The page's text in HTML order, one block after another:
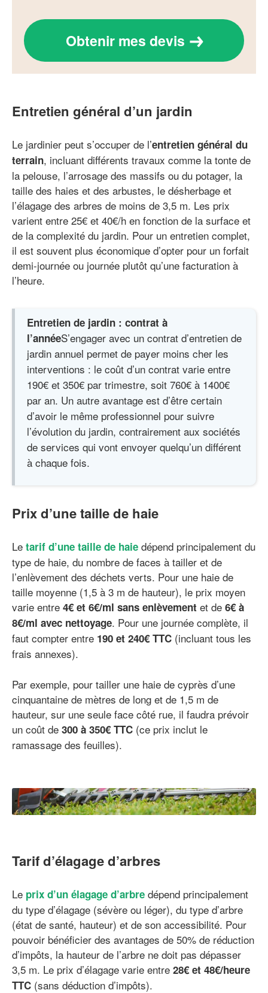
Obtenir mes devis
Entretien général d’un jardin
Le jardinier peut s’occuper de l’entretien général du
terrain, incluant différents travaux comme la tonte de
la pelouse, l’arrosage des massifs ou du potager, la
taille des haies et des arbustes, le désherbage et
l’élagage des arbres de moins de 3,5 m. Les prix
varient entre 25€ et 40€/h en fonction de la surface et
de la complexité du jardin. Pour un entretien complet,
il est souvent plus économique d’opter pour un forfait
demi-journée ou journée plutôt qu’une facturation à
l’heure.
Entretien de jardin : contrat à
l’annéeS’engager avec un contrat d’entretien de
jardin annuel permet de payer moins cher les
interventions : le coût d’un contrat varie entre
190€ et 350€ par trimestre, soit 760€ à 1400€
par an. Un autre avantage est d’être certain
d’avoir le même professionnel pour suivre
l’évolution du jardin, contrairement aux sociétés
de services qui vont envoyer quelqu’un différent
à chaque fois.
Prix d’une taille de haie
Le tarif d’une taille de haie dépend principalement du
type de haie, du nombre de faces à tailler et de
l’enlèvement des déchets verts. Pour une haie de
taille moyenne (1,5 à 3 m de hauteur), le prix moyen
varie entre 4€ et 6€/ml sans enlèvement et de 6€ à
8€/ml avec nettoyage. Pour une journée complète, il
faut compter entre 190 et 240€ TTC (incluant tous les
frais annexes).
Par exemple, pour tailler une haie de cyprès d’une
cinquantaine de mètres de long et de 1,5 m de
hauteur, sur une seule face côté rue, il faudra prévoir
un coût de 300 à 350€ TTC (ce prix inclut le
ramassage des feuilles).
Tarif d’élagage d’arbres
Le prix d’un élagage d’arbre dépend principalement
du type d’élagage (sévère ou léger), du type d’arbre
(état de santé, hauteur) et de son accessibilité. Pour
pouvoir bénéficier des avantages de 50% de réduction
d’impôts, la hauteur de l’arbre ne doit pas dépasser
3,5 m. Le prix d’élagage varie entre 28€ et 48€/heure
TTC (sans déduction d’impôts).